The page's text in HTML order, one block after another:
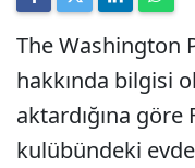
The Washington
hakkında bilgisi
aktardığına göre
kulübündeki